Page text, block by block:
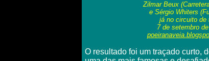
Zilmar Beux
e Sérgio Whiters
já no circuito de
7 de setembro
O resultado foi um traçado curto,